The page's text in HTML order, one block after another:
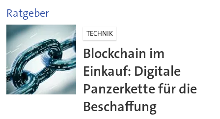
Ratgeber
TECHNIK
Blockchain im
Einkauf: Digitale
Panzerkette für die
Beschaffung